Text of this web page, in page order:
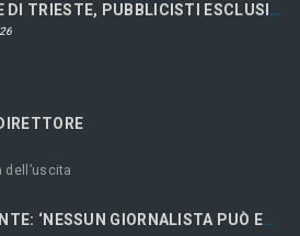
COMUNE DI TRIESTE, PUBBLICISTI ESCLUSI DAL CONCORSO
dell’uscita
RAPPORTO UE, COSTANTE: ‘NESSUN GIORNALISTA PUÒ ESSERE LIBERO SE ECONOMICAMENTE RICATTABILE’